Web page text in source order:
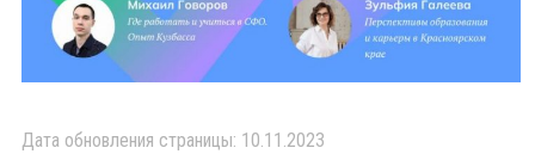
Дата обновления страницы: 10.11.2023